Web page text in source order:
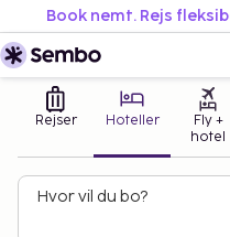
Book nemt. Rejs
Rejser Hoteller
Fly +
hotel
Hvor vil du bo?